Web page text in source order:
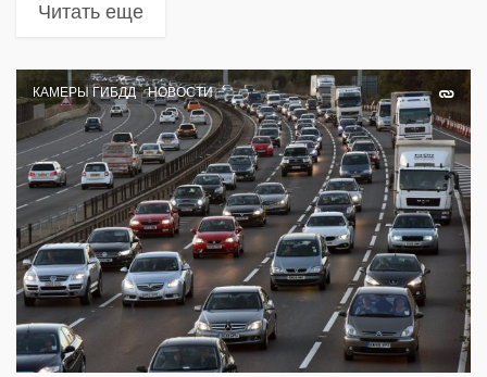
Читать еще
КАМЕРЫ ГИБДД НОВОСТИ